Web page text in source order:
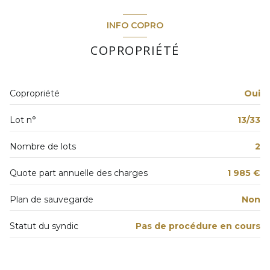
balcon
interphone
salon/sejour
couloir
4.02 m²
chambre
10.48 m²
chambre
9.18 m²
cave
m²
INFO COPRO
COPROPRIÉTÉ
Copropriété Oui
Lot n° 13/33
Nombre de lots 2
Quote part annuelle des charges 1 985 €
Plan de sauvegarde Non
Statut du syndic Pas de procédure en cours